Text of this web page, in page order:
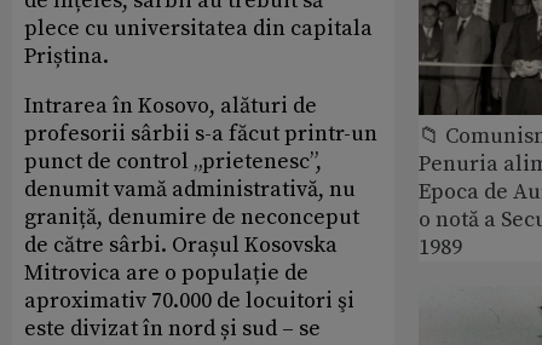
plece cu universitatea din capitala
Priștina.
Intrarea în Kosovo, alături de
profesorii sârbii s-a făcut printr-un
punct de control „prietenesc”,
denumit vamă administrativă, nu
graniță, denumire de neconceput
de către sârbi. Orașul Kosovska
Mitrovica are o populație de
aproximativ 70.000 de locuitori şi
este divizat în nord și sud – se
📁
Penuria
Epoca de
o notă a
1989